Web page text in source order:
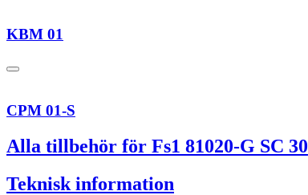
KBM 01
CPM 01-S
Alla tillbehör för Fs1 81020-G SC 30
Teknisk information